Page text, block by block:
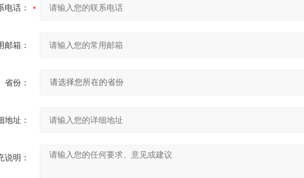
电话：
邮箱：
省份：
地址：
说明：